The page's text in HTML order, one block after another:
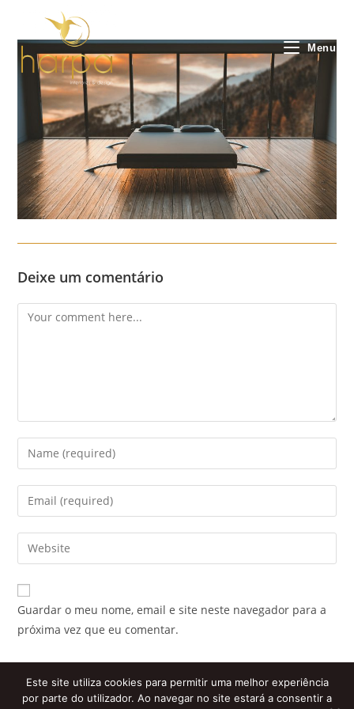
content
Menu
Deixe um comentário
Comment
Enter
your
name
comment
Enter
your
email
address
comment
Enter
your
website
URL
Guardar o meu nome, email e site neste navegador para a
próxima vez que eu comentar.
Este site utiliza cookies para permitir uma melhor experiência
por parte do utilizador. Ao navegar no site estará a consentir a